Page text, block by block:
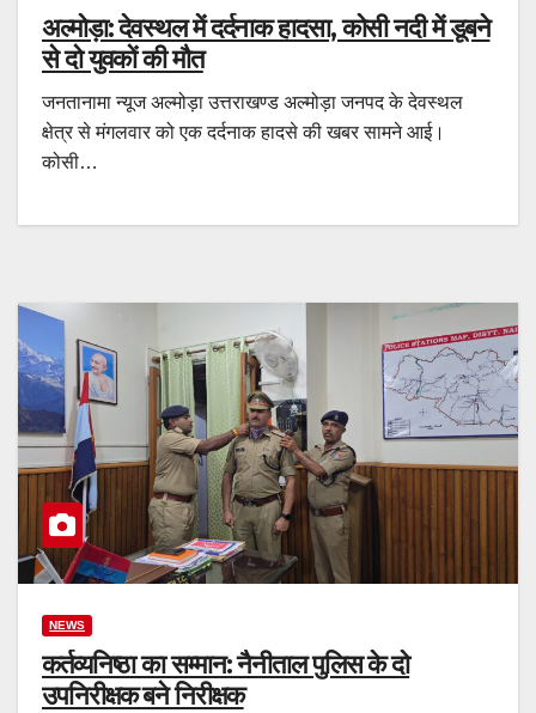
अल्मोड़ा: देवस्थल में दर्दनाक हादसा, कोसी नदी में डूबने
से दो युवकों की मौत
जनतानामा न्यूज अल्मोड़ा उत्तराखण्ड अल्मोड़ा जनपद के देवस्थल
क्षेत्र से मंगलवार को एक दर्दनाक हादसे की खबर सामने आई।
कोसी…
NEWS
कर्तव्यनिष्ठा का सम्मान: नैनीताल पुलिस के दो
उपनिरीक्षक बने निरीक्षक